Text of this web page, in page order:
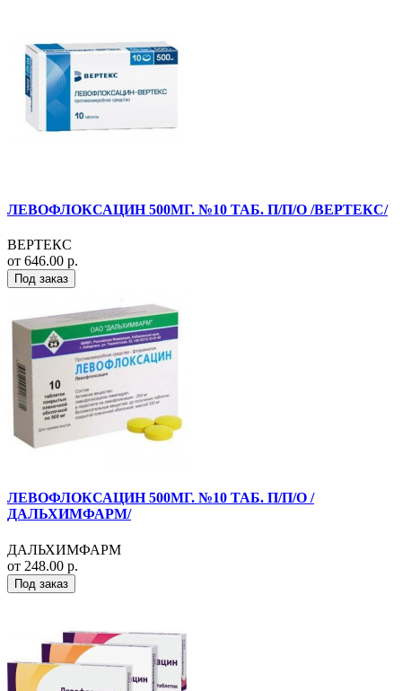
ЛЕВОФЛОКСАЦИН 500МГ. №10 ТАБ. П/П/О /ВЕРТЕКС/
ВЕРТЕКС
от 646.00 р.
Под заказ
ЛЕВОФЛОКСАЦИН 500МГ. №10 ТАБ. П/П/О /
ДАЛЬХИМФАРМ/
ДАЛЬХИМФАРМ
от 248.00 р.
Под заказ